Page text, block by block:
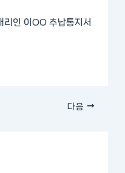
인 이OO 추납통지서
다음